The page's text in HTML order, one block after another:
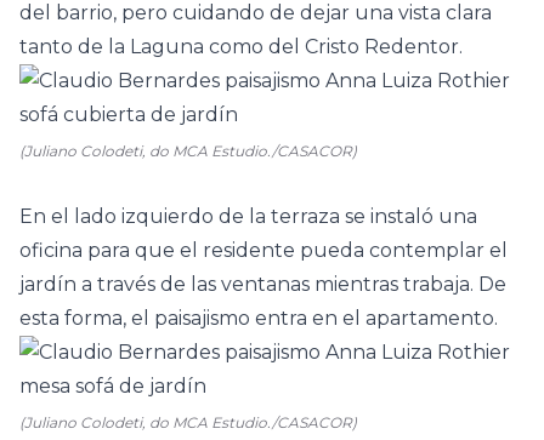
del barrio, pero cuidando de dejar una vista clara
tanto de la Laguna como del Cristo Redentor.
(Juliano Colodeti, do MCA Estudio./CASACOR)
En el lado izquierdo de la terraza se instaló una
oficina para que el residente pueda contemplar el
jardín a través de las ventanas mientras trabaja. De
esta forma, el paisajismo entra en el apartamento.
(Juliano Colodeti, do MCA Estudio./CASACOR)